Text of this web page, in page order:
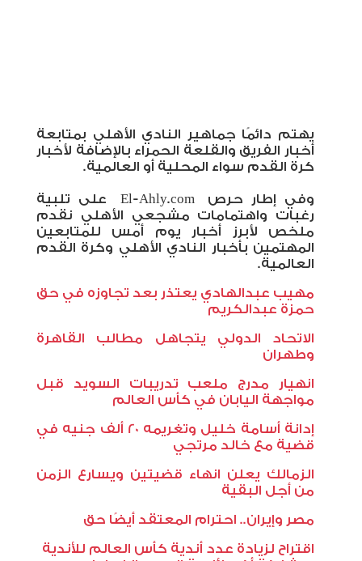
يهتم دائمًا جماهير النادي الأهلي بمتابعة
أخبار الفريق والقلعة الحمراء بالإضافة لأخبار
كرة القدم سواء المحلية أو العالمية.
وفي إطار حرص El-Ahly.com
على تلبية
رغبات واهتمامات مشجعي الأهلي نقدم
ملخص لأبرز أخبار يوم أمس للمتابعين
المهتمين بأخبار النادي الأهلي وكرة القدم
العالمية.
مهيب عبدالهادي يعتذر بعد تجاوزه في حق
حمزة عبدالكريم
الاتحاد الدولي يتجاهل مطالب القاهرة
وطهران
انهيار مدرج ملعب تدريبات السويد قبل
مواجهة اليابان في كأس العالم
إدانة أسامة خليل وتغريمه 20 ألف جنيه في
قضية مع خالد مرتجي
الزمالك يعلن انهاء قضيتين ويسارع الزمن
من أجل البقية
مصر وإيران.. احترام المعتقد أيضًا حق
اقتراح لزيادة عدد أندية كأس العالم للأندية